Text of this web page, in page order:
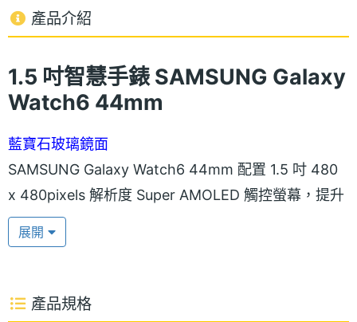
產品介紹
1.5 吋智慧手錶 SAMSUNG Galaxy
Watch6 44mm
藍寶石玻璃鏡面
SAMSUNG Galaxy Watch6 44mm 配置 1.5 吋 480
x 480pixels 解析度 Super AMOLED 觸控螢幕，提升
高達 20% 可視螢幕面積，正面採用藍寶石玻璃鏡面覆
蓋，螢幕更具耐用性，峰值亮度達 2,000nits，具備全
知；錶殼側面具備實體按鍵，透過手勢控制，能夠快
展開
產品規格